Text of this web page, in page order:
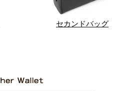
セカンドバッグ